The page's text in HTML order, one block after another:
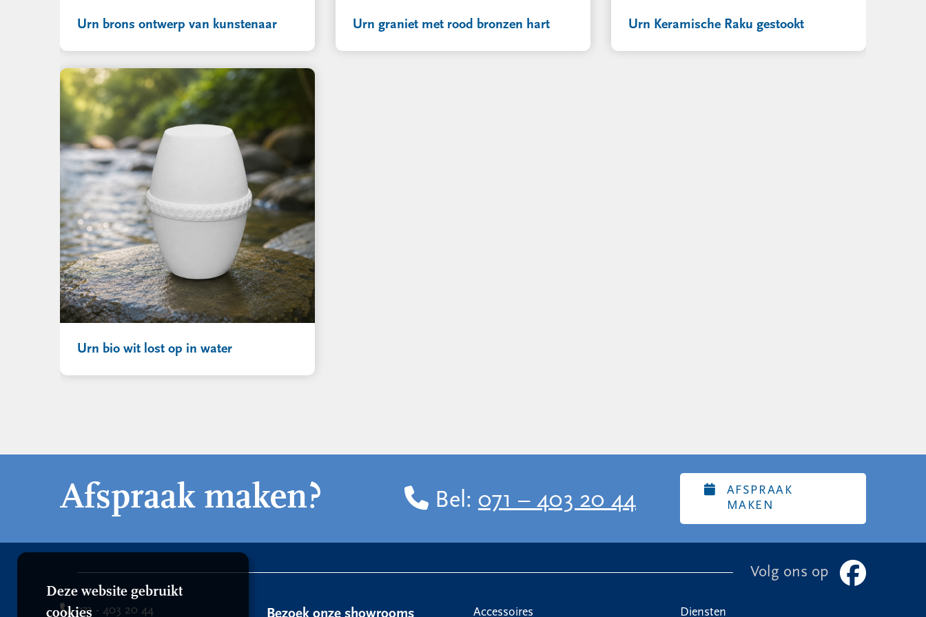
Urn brons ontwerp van kunstenaar Urn graniet met rood bronzen hart Urn Keramische Raku gestookt
Urn bio wit lost op in water
Afspraak maken? Bel: 071 – 403 20 44
AFSPRAAK
MAKEN
Volg ons op
071 - 403 20 44 Bezoek onze showrooms Accessoires Diensten
Deze website gebruikt
cookies